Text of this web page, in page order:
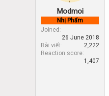
t
r
e
Modmoi
Nhị Phẩm
Joined
26 June 2018
Bài viết
2,222
Reaction score
1,407